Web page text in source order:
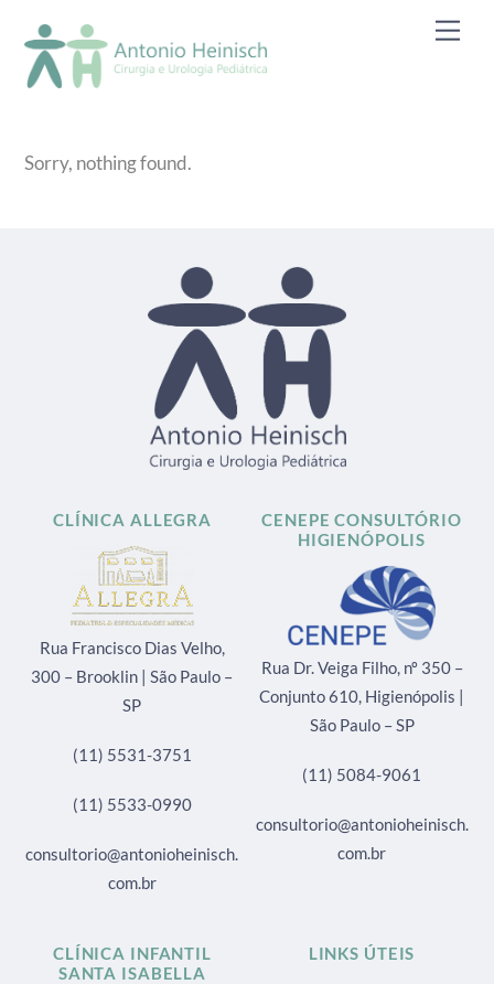
content
Sorry, nothing found.
CLÍNICA ALLEGRA
Rua Francisco Dias Velho,
300 – Brooklin | São Paulo –
SP
(11) 5531-3751
(11) 5533-0990
consultorio@antonioheinisch.
com.br
CENEPE CONSULTÓRIO
HIGIENÓPOLIS
Rua Dr. Veiga Filho, nº 350 –
Conjunto 610, Higienópolis |
São Paulo – SP
(11) 5084-9061
consultorio@antonioheinisch.
com.br
CLÍNICA INFANTIL
SANTA ISABELLA
LINKS ÚTEIS